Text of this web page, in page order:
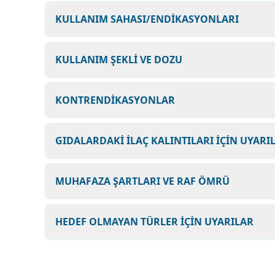
KULLANIM SAHASI/ENDİKASYONLARI
KULLANIM ŞEKLİ VE DOZU
KONTRENDİKASYONLAR
GIDALARDAKİ İLAÇ KALINTILARI İÇİN
MUHAFAZA ŞARTLARI VE RAF ÖMRÜ
HEDEF OLMAYAN TÜRLER İÇİN UYARILAR